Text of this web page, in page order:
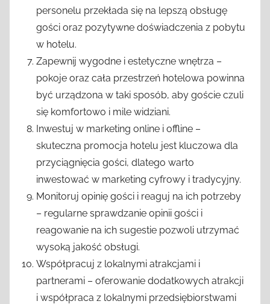
personelu przekłada się na lepszą obsługę
gości oraz pozytywne doświadczenia z pobytu
w hotelu.
Zapewnij wygodne i estetyczne wnętrza –
pokoje oraz cała przestrzeń hotelowa powinna
być urządzona w taki sposób, aby goście czuli
się komfortowo i mile widziani.
Inwestuj w marketing online i offline –
skuteczna promocja hotelu jest kluczowa dla
przyciągnięcia gości, dlatego warto
inwestować w marketing cyfrowy i tradycyjny.
Monitoruj opinię gości i reaguj na ich potrzeby
– regularne sprawdzanie opinii gości i
reagowanie na ich sugestie pozwoli utrzymać
wysoką jakość obsługi.
Współpracuj z lokalnymi atrakcjami i
partnerami – oferowanie dodatkowych atrakcji
i współpraca z lokalnymi przedsiębiorstwami